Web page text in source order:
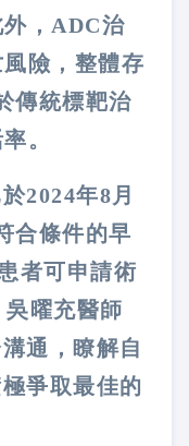
，ADC治
險，整體存
傳統標靶治
。
2024年8月
合條件的早
者可申請術
曜充醫師
通，瞭解自
爭取最佳的